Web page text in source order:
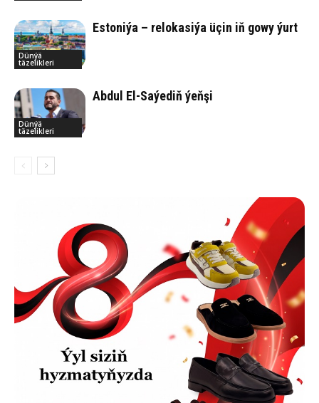
Dünýä
täzelikleri
Estoniýa – relokasiýa üçin iň gowy ýurt
Dünýä
täzelikleri
Abdul El-Saýediň ýeňşi